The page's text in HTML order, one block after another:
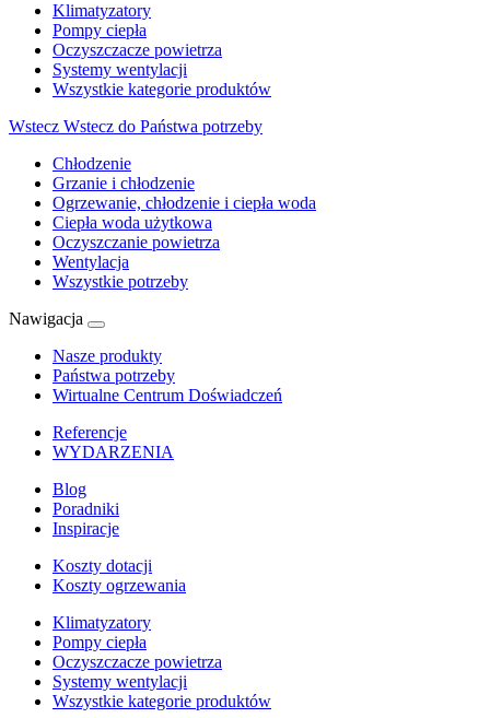
Klimatyzatory
Pompy ciepła
Oczyszczacze powietrza
Systemy wentylacji
Wszystkie kategorie produktów
Wstecz Wstecz do Państwa potrzeby
Chłodzenie
Grzanie i chłodzenie
Ogrzewanie, chłodzenie i ciepła woda
Ciepła woda użytkowa
Oczyszczanie powietrza
Wentylacja
Wszystkie potrzeby
Nawigacja
Nasze produkty
Państwa potrzeby
Wirtualne Centrum Doświadczeń
Referencje
WYDARZENIA
Blog
Poradniki
Inspiracje
Koszty dotacji
Koszty ogrzewania
Klimatyzatory
Pompy ciepła
Oczyszczacze powietrza
Systemy wentylacji
Wszystkie kategorie produktów